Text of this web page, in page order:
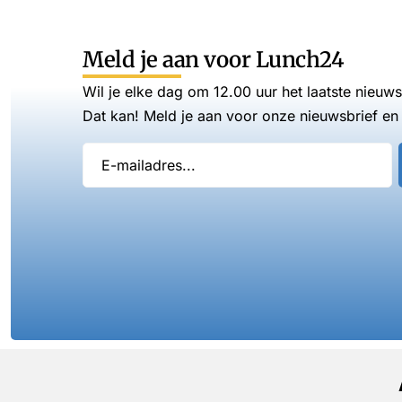
Meld je aan voor Lunch24
Wil je elke dag om 12.00 uur het laatste
Dat kan! Meld je aan voor onze nieuwsbrief